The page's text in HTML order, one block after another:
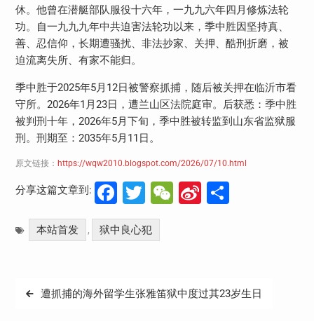
休。他曾在潜艇部队服役十六年，一九九六年四月修炼法轮
功。自一九九九年中共迫害法轮功以来，季中胜因坚持真、
善、忍信仰，长期遭骚扰、非法抄家、关押、酷刑折磨，被
迫流离失所、有家不能归。
季中胜于2025年5月 12日被警察抓捕，随后被关押在临沂市看
守所。 2026年1 月23日，遭兰山区法院庭审。后获悉：季中胜
被判刑十年， 2026年5月下旬，季中胜被转监到山东省监狱服
刑。刑期至： 2035年5月 11 日。
原文链接： https://wqw2010.blogspot.com/2026/07/10.html
分享这篇文章到: Facebook
Twitter
WeChat
Sina分
本站首发 , 狱中良心犯
文
遭抓捕的海外留学生张雅笛狱中度过其23岁生日